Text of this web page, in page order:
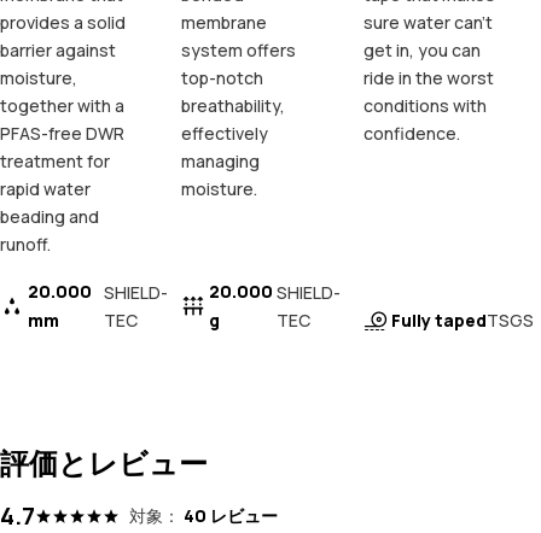
provides a solid
barrier against
moisture,
together with a
PFAS-free DWR
treatment for
rapid water
beading and
runoff.
20.000
mm
SHIELD-
TEC
membrane
system offers
top-notch
breathability,
effectively
managing
moisture.
20.000
g
SHIELD-
TEC
sure water can't
get in, you can
ride in the worst
conditions with
confidence.
Fully tapedTSGS
評価とレビュー
4.7 対象： 40 レビュー